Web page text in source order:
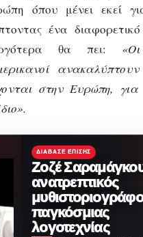
όπου μένει εκεί
ένα
θα πει:
στην Ευρώπη,
ΔΙΆΒΑΣΕ ΕΠΊΣΗΣ
Ζοζέ
ανατρεπτικός
παγκόσμιας
λογοτεχνίας